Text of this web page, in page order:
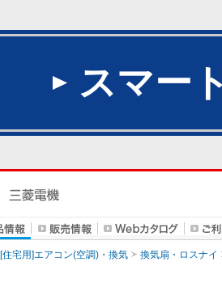
スマー
[住宅用]エアコン(空調)・換気 換気扇・ロスナイ